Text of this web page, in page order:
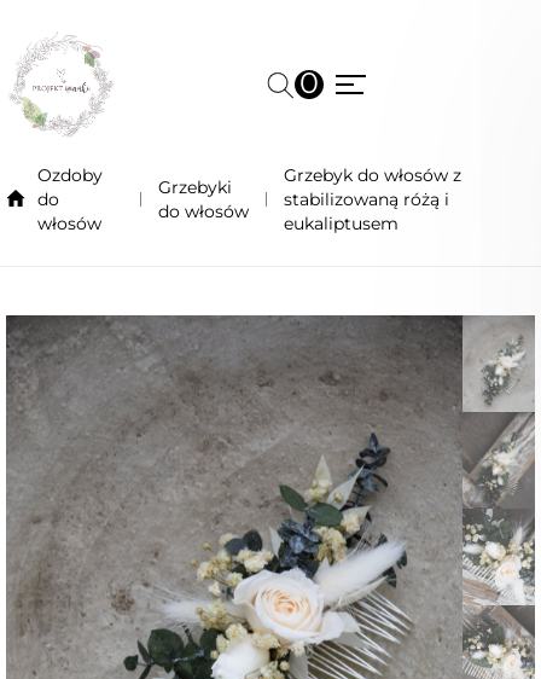
0
Ozdoby
do
włosów
Grzebyki
do włosów
Grzebyk do włosów z
stabilizowaną różą i
eukaliptusem